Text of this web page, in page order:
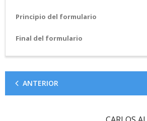
Principio del formulario
Final del formulario
ANTERIOR